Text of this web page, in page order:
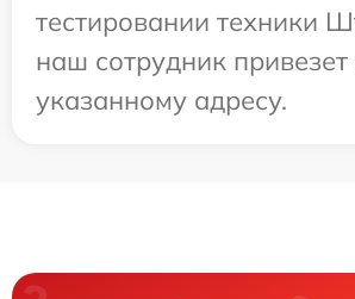
тестировании техники
наш сотрудник привезет
указанному адресу.